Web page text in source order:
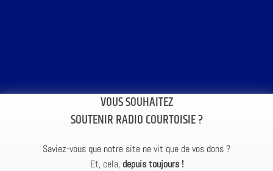
VOUS SOUHAITEZ
SOUTENIR RADIO COURTOISIE ?
Saviez-vous que notre site ne vit que de vos dons ?
Et, cela, depuis toujours !